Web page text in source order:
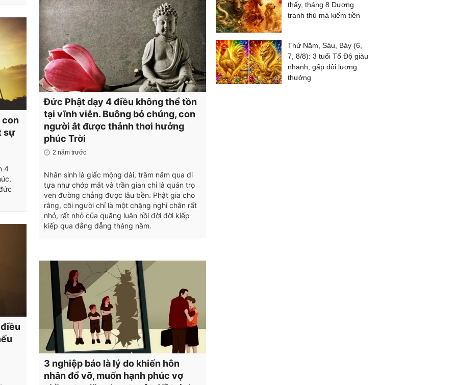
con
sự
4
Đức Phật dạy 4 điều không thể tồn
tại vĩnh viễn. Buông bỏ chúng, con
người ắt được thảnh thơi hưởng
phúc Trời
2 năm trước
Nhân sinh là giấc mộng dài, trăm năm qua đi
tựa như chớp mắt và trần gian chỉ là quán trọ
ven đường chẳng được lâu bền. Phật gia cho
rằng, cõi người chỉ là một chặng nghỉ chân rất
nhỏ, rất nhỏ của quãng luân hồi đời đời kiếp
kiếp qua đằng đẵng tháng năm.
3 nghiệp báo là lý do khiến hôn
nhân đổ vỡ, muốn hạnh phúc vợ
thấy, tháng 8 Dương
tranh thủ mà kiếm tiền
Thứ Năm, Sáu, Bảy (6,
7, 8/8): 3 tuổi Tổ Độ giàu
nhanh, gấp đôi lương
thưởng